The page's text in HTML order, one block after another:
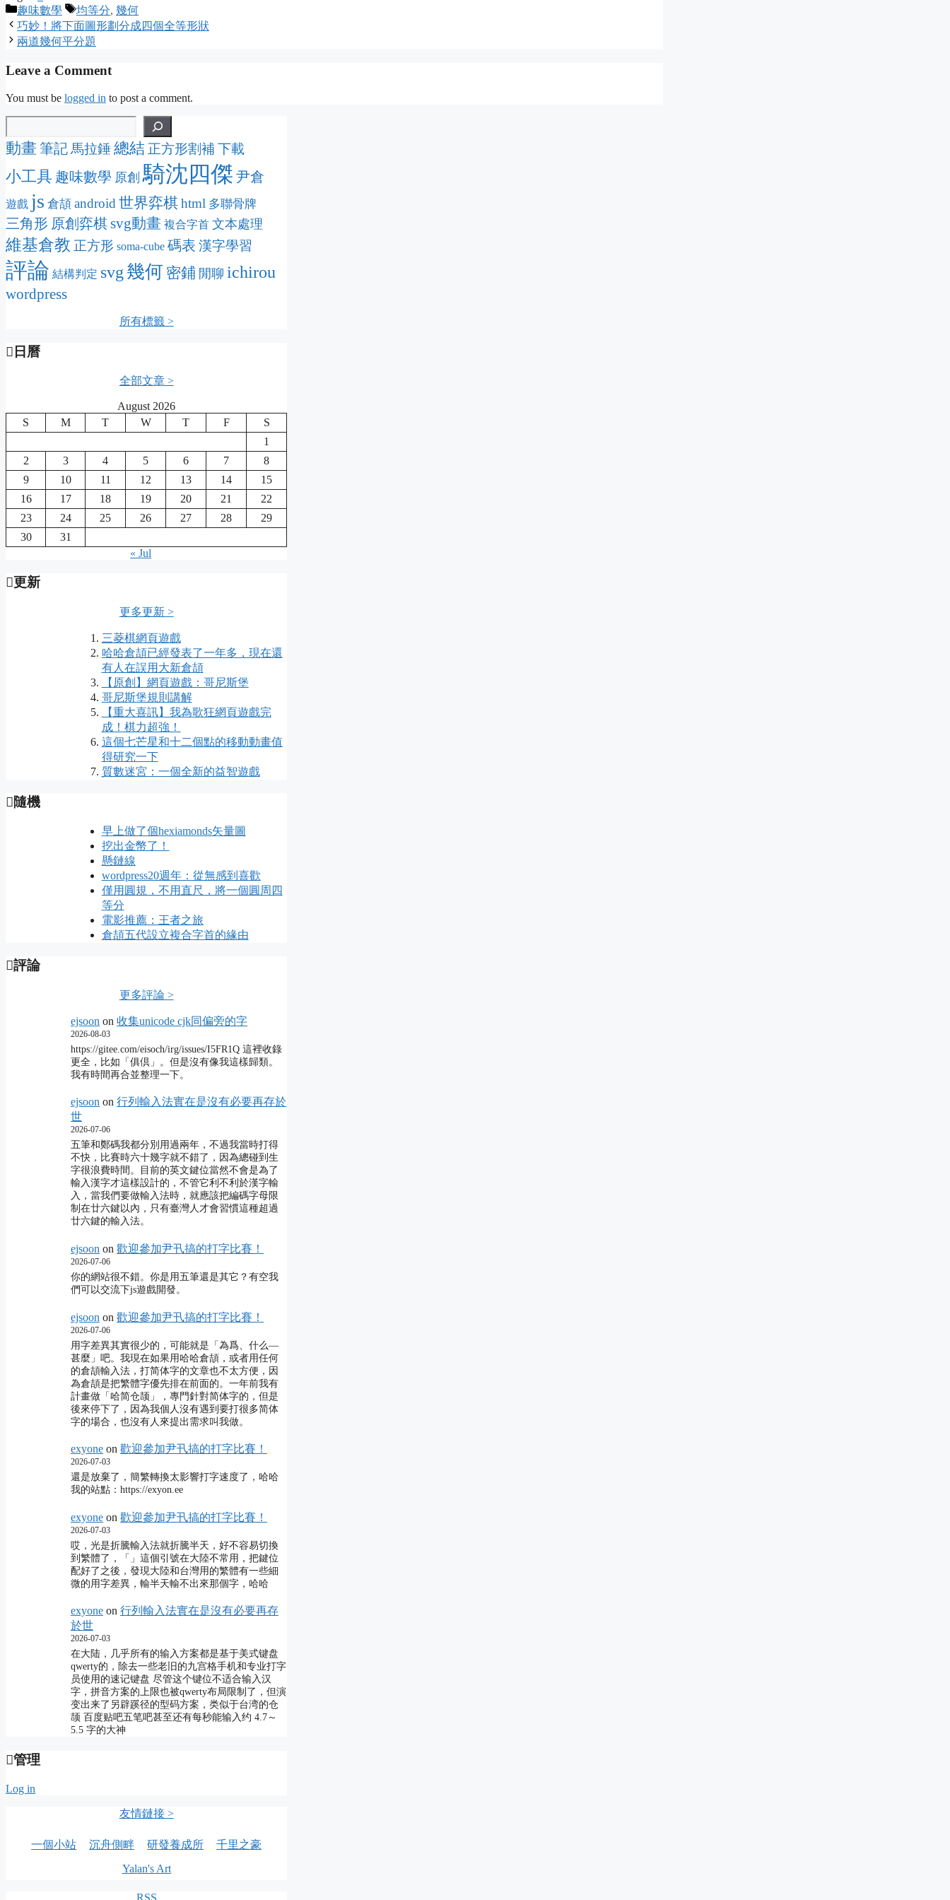
Categories
趣味數學 Tags
均等分, 幾何
巧妙！將下面圖形劃分成四個全等形狀
兩道幾何平分題
Leave a Comment
You must be logged in to post a comment.
動畫 筆記 馬拉錘總結 正方形割補 下載
小工具 趣味數學 原創 騎沈四傑 尹倉
遊戲 js 倉頡 android 世界弈棋html 多聯骨牌
三角形 原創弈棋svg動畫 複合字首 文本處理
維基倉教 正方形 soma-cube 碼表 漢字學習
評論 結構判定 svg 幾何 密鋪 閒聊 ichirou
wordpress
所有標籤 >
日曆
全部文章 >
August 2026
S
M T W T F
S
1
2
3 4 5 6 7
8
9
10 11 12 13 14
15
16
17 18 19 20 21
22
23
24 25 26 27 28
29
30
31
« Jul
更新
更多更新 >
三菱棋網頁遊戲
哈哈倉頡已經發表了一年多，現在還
有人在誤用大新倉頡
【原創】網頁遊戲：哥尼斯堡
哥尼斯堡規則講解
【重大喜訊】我為歌狂網頁遊戲完
成！棋力超強！
這個七芒星和十二個點的移動動畫值
得研究一下
質數迷宮：一個全新的益智遊戲
隨機
早上做了個hexiamonds矢量圖
挖出金幣了！
懸鏈線
wordpress20週年：從無感到喜歡
僅用圓規，不用直尺，將一個圓周四
等分
電影推薦：王者之旅
倉頡五代設立複合字首的緣由
評論
更多評論 >
ejsoon on 收集unicode cjk同偏旁的字
2026-08-03
https://gitee.com/eisoch/irg/issues/I5FR1Q 這裡收錄
更全，比如「俱倶」。但是沒有像我這樣歸類。
我有時間再合並整理一下。
ejsoon on 行列輸入法實在是沒有必要再存於
世
2026-07-06
五筆和鄭碼我都分別用過兩年，不過我當時打得
不快，比賽時六十幾字就不錯了，因為總碰到生
字很浪費時間。目前的英文鍵位當然不會是為了
輸入漢字才這樣設計的，不管它利不利於漢字輸
入，當我們要做輸入法時，就應該把編碼字母限
制在廿六鍵以內，只有臺灣人才會習慣這種超過
廿六鍵的輸入法。
ejsoon on 歡迎參加尹卂搞的打字比賽！
2026-07-06
你的網站很不錯。你是用五筆還是其它？有空我
們可以交流下js遊戲開發。
ejsoon on 歡迎參加尹卂搞的打字比賽！
2026-07-06
用字差異其實很少的，可能就是「為爲、什么―
甚麼」吧。我現在如果用哈哈倉頡，或者用任何
的倉頡輸入法，打简体字的文章也不太方便，因
為倉頡是把繁體字優先排在前面的。一年前我有
計畫做「哈简仓颉」，專門針對简体字的，但是
後來停下了，因為我個人沒有遇到要打很多简体
字的場合，也沒有人來提出需求叫我做。
exyone on 歡迎參加尹卂搞的打字比賽！
2026-07-03
還是放棄了，簡繁轉換太影響打字速度了，哈哈
我的站點：https://exyon.ee
exyone on 歡迎參加尹卂搞的打字比賽！
2026-07-03
哎，光是折騰輸入法就折騰半天，好不容易切換
到繁體了，「」這個引號在大陸不常用，把鍵位
配好了之後，發現大陸和台灣用的繁體有一些細
微的用字差異，輸半天輸不出來那個字，哈哈
exyone on 行列輸入法實在是沒有必要再存
於世
2026-07-03
在大陆，几乎所有的输入方案都是基于美式键盘
qwerty的，除去一些老旧的九宫格手机和专业打字
员使用的速记键盘 尽管这个键位不适合输入汉
字，拼音方案的上限也被qwerty布局限制了，但演
变出来了另辟蹊径的型码方案，类似于台湾的仓
颉 百度贴吧五笔吧甚至还有每秒能输入约 4.7～
5.5 字的大神
管理
Log in
友情鏈接 >
一個小站 沉舟側畔 研發養成所
千里之豪
Yalan's Art
RSS